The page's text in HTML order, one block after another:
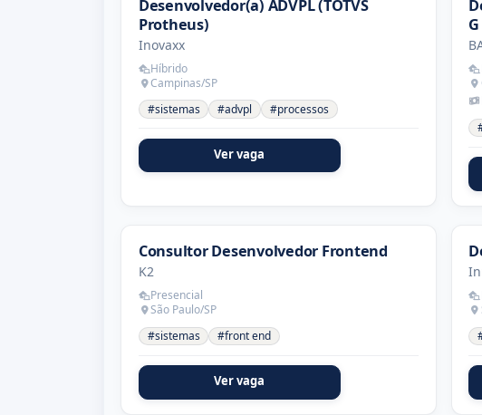
Desenvolvedor(a) ADVPL (TOTVS
Protheus)
Inovaxx
Híbrido
Campinas/SP
#sistemas
#advpl #processos
Ver vaga
G
Consultor Desenvolvedor Frontend
K2
Presencial
São Paulo/SP
#sistemas
#front end
Ver vaga